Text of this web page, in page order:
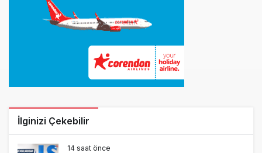
İlginizi Çekebilir
14 saat önce